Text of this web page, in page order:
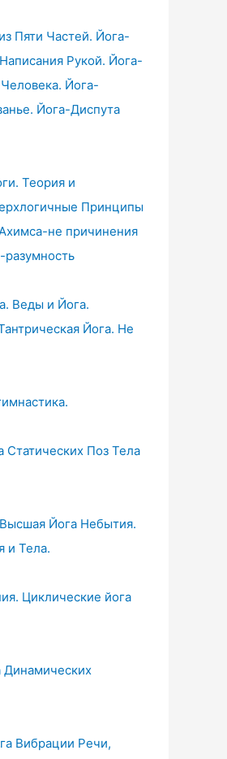
Пяти Частей. Йога-
Рукой. Йога-
Йога-
Йога-Диспута
Теория и
Принципы
не причинения
разумность
Веды и Йога.
Йога. Не
Статических Поз Тела
Йога Небытия.
и Тела.
Циклические йога
Динамических
Вибрации Речи,